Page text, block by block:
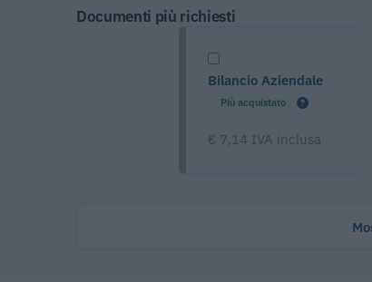
Documenti più richiesti
Bilancio Aziendale
Più acquistato
€ 7,14 IVA inclusa